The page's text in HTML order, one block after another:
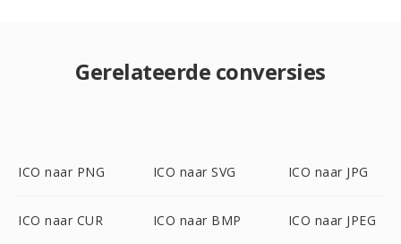
Gerelateerde conversies
ICO naar PNG ICO naar SVG ICO naar JPG
ICO naar CUR ICO naar BMP ICO naar JPEG